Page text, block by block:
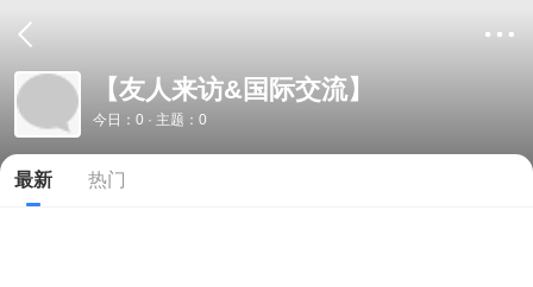
【友人来访&国际交流】
今日：0 · 主题：0
最新 热门